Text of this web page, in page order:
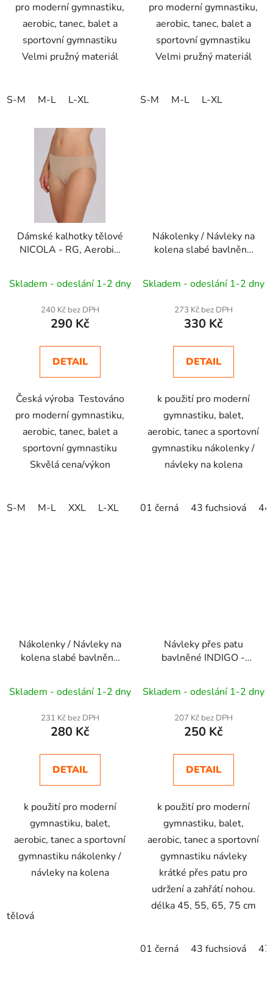
pro moderní gymnastiku,
aerobic, tanec, balet a
sportovní gymnastiku
Velmi pružný materiál
S-M M-L L-XL
pro moderní gymnastiku,
aerobic, tanec, balet a
sportovní gymnastiku
Velmi pružný materiál
S-M M-L L-XL
Dámské kalhotky tělové
NICOLA - RG, Aerobic,
Skladem - odeslání 1-2 dny
240 Kč bez DPH
290 Kč
DETAIL
Česká výroba Testováno
pro moderní gymnastiku,
aerobic, tanec, balet a
sportovní gymnastiku
Skvělá cena/výkon
S-M M-L XXL L-XL
Nákolenky / Návleky na
kolena slabé bavlněné
Aerobic, Dance
Skladem - odeslání 1-2 dny
273 Kč bez DPH
330 Kč
DETAIL
k použití pro moderní
gymnastiku, balet,
aerobic, tanec a sportovní
gymnastiku nákolenky /
návleky na kolena
01 černá 43 fuchsiová 44
Nákolenky / Návleky na
kolena slabé bavlněné
Aerobic, Dance
Skladem - odeslání 1-2 dny
231 Kč bez DPH
280 Kč
DETAIL
k použití pro moderní
gymnastiku, balet,
aerobic, tanec a sportovní
gymnastiku nákolenky /
návleky na kolena
tělová
Návleky přes patu
bavlněné INDIGO -
Dance
Skladem - odeslání 1-2 dny
207 Kč bez DPH
250 Kč
DETAIL
k použití pro moderní
gymnastiku, balet,
aerobic, tanec a sportovní
gymnastiku návleky
krátké přes patu pro
udržení a zahřátí nohou.
délka 45, 55, 65, 75 cm
01 černá 43 fuchsiová 47